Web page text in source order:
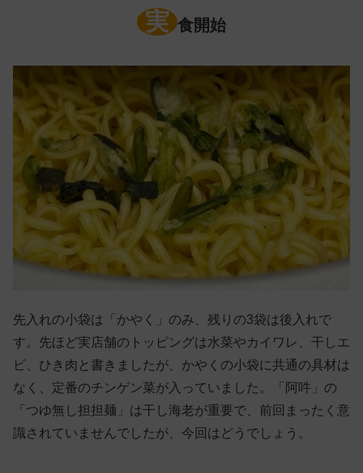
実 食開始
先入れの小袋は「かやく」のみ、残りの3袋は後入れで
す。先ほど実店舗のトッピングは水菜やカイワレ、干しエ
ビ、ひき肉と書きましたが、かやくの小袋に共通の具材は
なく、定番のチンゲン菜が入っていました。「阿吽」の
「つゆ無し担担麺」は干し海老が重要で、前回まったく意
識されていませんでしたが、今回はどうでしょう。